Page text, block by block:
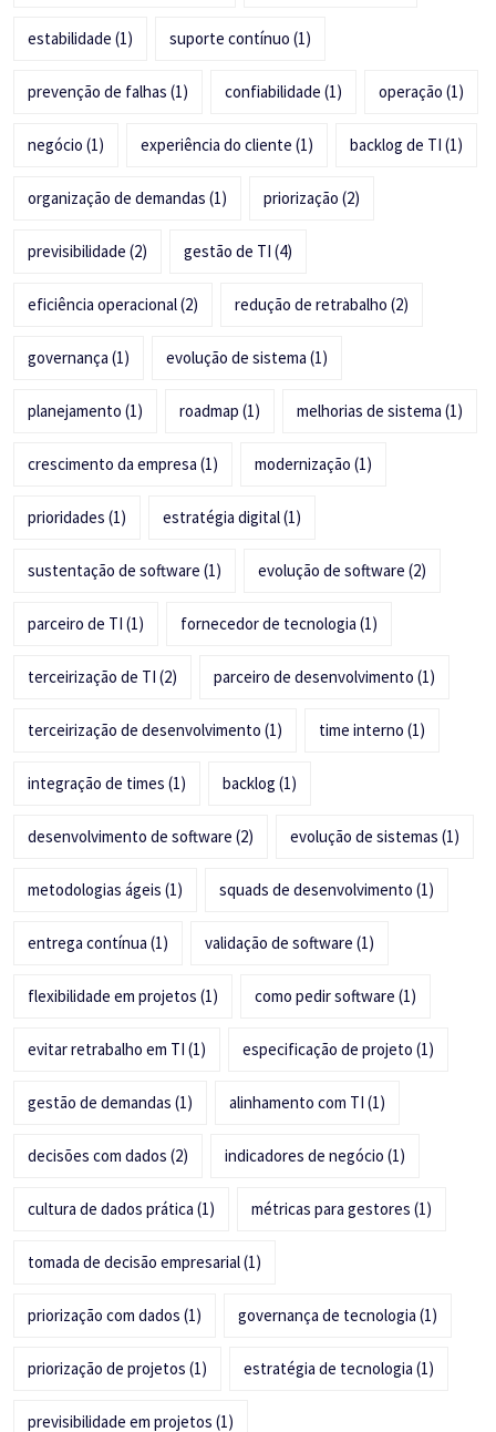
estabilidade (1) suporte contínuo (1)
prevenção de falhas (1) confiabilidade (1) operação (1)
negócio (1) experiência do cliente (1) backlog de TI (1)
organização de demandas (1) priorização (2)
previsibilidade (2) gestão de TI (4)
eficiência operacional(2) redução de retrabalho (2)
governança (1) evolução de sistema (1)
planejamento (1) roadmap (1) melhorias de sistema (1)
crescimento da empresa (1) modernização (1)
prioridades (1) estratégia digital(1)
sustentação de software (1) evolução de software (2)
parceiro de TI (1) fornecedor de tecnologia (1)
terceirização de TI (2) parceiro de desenvolvimento (1)
terceirização de desenvolvimento (1) time interno (1)
integração de times (1) backlog (1)
desenvolvimento de software (2) evolução de sistemas (1)
metodologias ágeis (1) squads de desenvolvimento (1)
entrega contínua (1) validação de software (1)
flexibilidade em projetos (1) como pedir software (1)
evitar retrabalho em TI (1) especificação de projeto (1)
gestão de demandas (1) alinhamento com TI (1)
decisões com dados (2) indicadores de negócio (1)
cultura de dados prática (1) métricas para gestores (1)
tomada de decisão empresarial(1)
priorização com dados (1) governança de tecnologia (1)
priorização de projetos (1) estratégia de tecnologia (1)
previsibilidade em projetos (1)